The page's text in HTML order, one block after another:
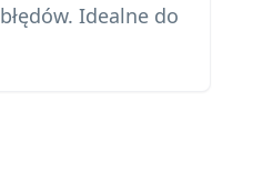
Idealne do